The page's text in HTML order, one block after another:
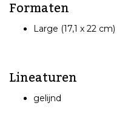
Formaten
Large (17,1 x 22 cm)
Lineaturen
gelijnd